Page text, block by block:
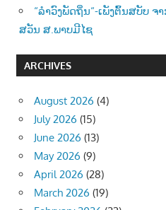
“ລຳວົງພັດຖິ່ນ“-ເພັງຕົ້ນສບັບ ຈ
ສວັນ ສ.ພາບມີໄຊ
ARCHIVES
August 2026 (4)
July 2026 (15)
June 2026 (13)
May 2026 (9)
April 2026 (28)
March 2026 (19)